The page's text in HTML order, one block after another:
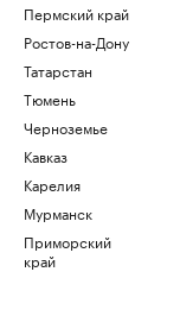
Пермский край
Ростов-на-Дону
Татарстан
Тюмень
Черноземье
Кавказ
Карелия
Мурманск
Приморский
край